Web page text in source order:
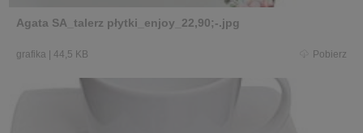
Agata SA_talerz płytki_enjoy_22,90;-.jpg
grafika 44,5 KB Pobierz